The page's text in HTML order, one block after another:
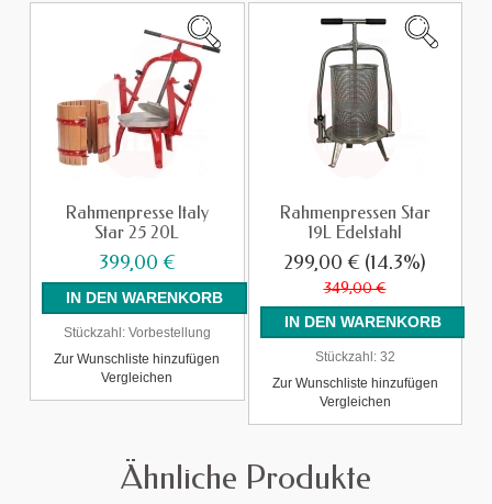
Rahmenpresse Italy
Star 25 20L
399,00 €
Stückzahl: Vorbestellung
Zur Wunschliste hinzufügen
Vergleichen
Rahmenpressen Star
19L Edelstahl
299,00 € (14.3%)
349,00 €
Stückzahl:32
Zur Wunschliste hinzufügen
Vergleichen
Ähnliche Produkte